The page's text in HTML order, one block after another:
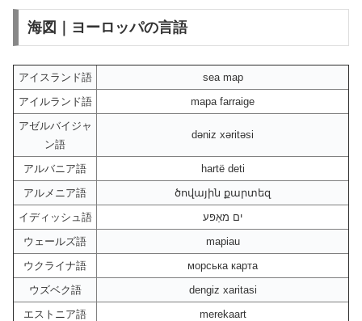
海図｜ヨーロッパの言語
アイスランド語
sea map
アイルランド語
mapa farraige
アゼルバイジャ
ン語
dəniz xəritəsi
アルバニア語
hartë deti
アルメニア語
ծովային քարտեզ
イディッシュ語
ים מאַפּע
ウェールズ語
mapiau
ウクライナ語
морська карта
ウズベク語
dengiz xaritasi
エストニア語
merekaart